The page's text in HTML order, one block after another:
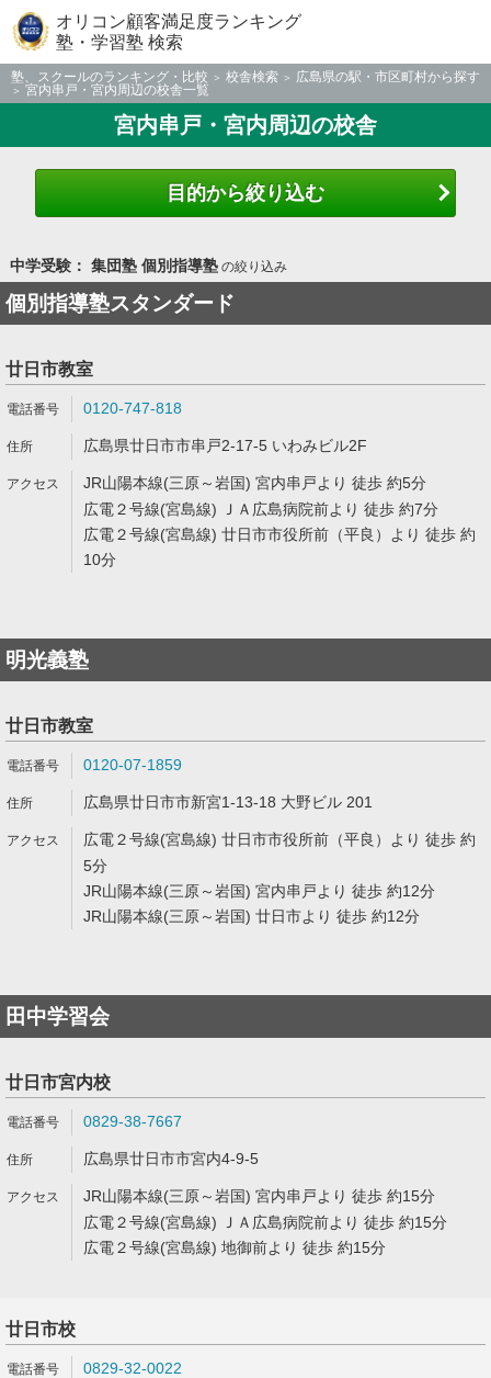
オリコン顧客満足度ランキング
塾・学習塾 検索
塾、スクールのランキング・比較 校舎検索
広島県の駅・市区町村から探す
宮内串戸・宮内周辺の校舎一覧
宮内串戸・宮内周辺の校舎
目的から絞り込む
中学受験： 集団塾 個別指導塾の絞り込み
個別指導塾スタンダード
廿日市教室
0120-747-818
広島県廿日市市串戸2-17-5 いわみビル2F
JR山陽本線(三原～岩国) 宮内串戸より 徒歩 約5分
広電２号線(宮島線) ＪＡ広島病院前より 徒歩 約7分
広電２号線(宮島線) 廿日市市役所前（平良）より 徒歩 約
10分
明光義塾
廿日市教室
0120-07-1859
広島県廿日市市新宮1-13-18 大野ビル 201
広電２号線(宮島線) 廿日市市役所前（平良）より 徒歩 約
5分
JR山陽本線(三原～岩国) 宮内串戸より 徒歩 約12分
JR山陽本線(三原～岩国) 廿日市より 徒歩 約12分
田中学習会
廿日市宮内校
0829-38-7667
広島県廿日市市宮内4-9-5
JR山陽本線(三原～岩国) 宮内串戸より 徒歩 約15分
広電２号線(宮島線) ＪＡ広島病院前より 徒歩 約15分
広電２号線(宮島線) 地御前より 徒歩 約15分
廿日市校
0829-32-0022